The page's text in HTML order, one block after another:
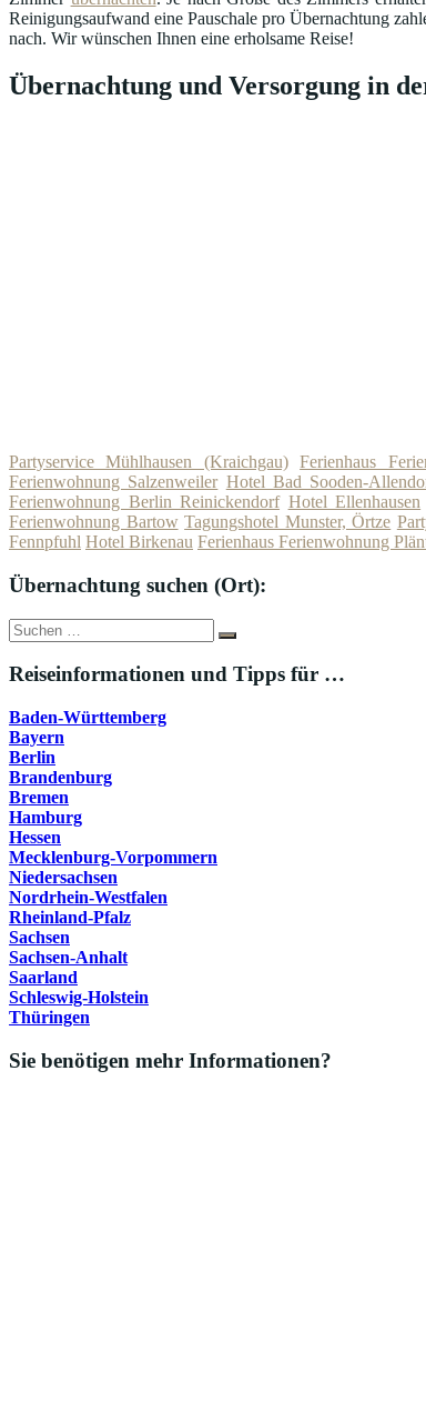
Reinigungsaufwand eine Pauschale pro Übernachtung
nach. Wir wünschen Ihnen eine erholsame Reise!
Übernachtung und Versorgung in
Partyservice Mühlhausen (Kraichgau) Ferienhaus
Ferienwohnung Salzenweiler Hotel Bad Sooden-
Ferienwohnung Berlin Reinickendorf Hotel Ellenhausen
Ferienwohnung Bartow Tagungshotel Munster, Örtze
Fennpfuhl Hotel Birkenau Ferienhaus Ferienwohnung
Übernachtung suchen (Ort):
Suche
nach:
Suchen
Reiseinformationen und Tipps für …
Baden-Württemberg
Bayern
Berlin
Brandenburg
Bremen
Hamburg
Hessen
Mecklenburg-Vorpommern
Niedersachsen
Nordrhein-Westfalen
Rheinland-Pfalz
Sachsen
Sachsen-Anhalt
Saarland
Schleswig-Holstein
Thüringen
Sie benötigen mehr Informationen?